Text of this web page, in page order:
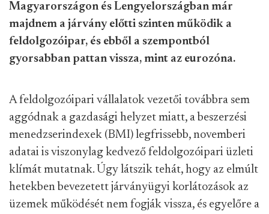
Magyarországon és Lengyelországban már
majdnem a járvány előtti szinten működik a
feldolgozóipar, és ebből a szempontból
gyorsabban pattan vissza, mint az eurozóna.
A feldolgozóipari vállalatok vezetői továbbra sem
aggódnak a gazdasági helyzet miatt, a beszerzési
menedzserindexek (BMI) legfrissebb, novemberi
adatai is viszonylag kedvező feldolgozóipari üzleti
klímát mutatnak. Úgy látszik tehát, hogy az elmúlt
hetekben bevezetett járványügyi korlátozások az
üzemek működését nem fogják vissza, és egyelőre a